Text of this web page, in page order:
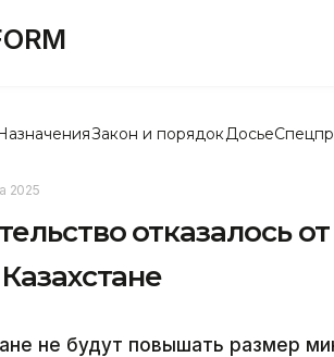
Закон и порядок Досье
2025
отказалось
не будут повышать размер